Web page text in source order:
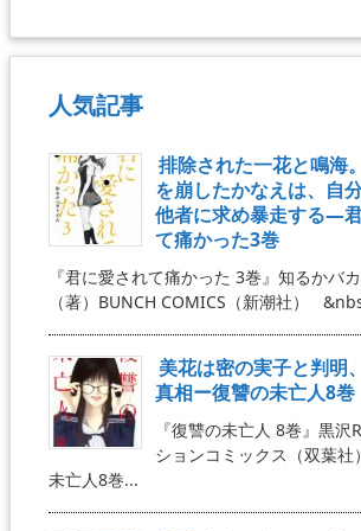
人気記事
排除された一花と鳴海
を崩したかなえは、自
他者に求め暴走する―
て痛かった3巻
『君に愛されて痛かった 3巻』知るかバ
（著）BUNCH COMICS（新潮社）
美花は密の実子と判明
真相ー復讐の未亡人8巻
『復讐の未亡人 8巻』黒沢
ションコミックス（双葉
未亡人8巻...